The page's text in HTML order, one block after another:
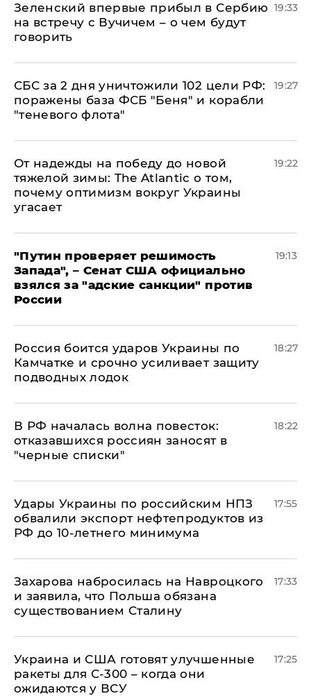
Зеленский впервые прибыл в Сербию
на встречу с Вучичем – о чем будут
говорить
19:33
СБС за 2 дня уничтожили 102 цели РФ:
поражены база ФСБ "Беня" и корабли
"теневого флота"
19:27
От надежды на победу до новой
тяжелой зимы: The Atlantic о том,
почему оптимизм вокруг Украины
угасает
19:22
"Путин проверяет решимость
Запада", – Сенат США официально
взялся за "адские санкции" против
России
19:13
Россия боится ударов Украины по
Камчатке и срочно усиливает защиту
подводных лодок
18:27
​В РФ началась волна повесток:
отказавшихся россиян заносят в
"черные списки"
18:22
Удары Украины по российским НПЗ
обвалили экспорт нефтепродуктов из
РФ до 10-летнего минимума
17:55
​Захарова набросилась на Навроцкого
и заявила, что Польша обязана
существованием Сталину
17:33
Украина и США готовят улучшенные
ракеты для С-300 – когда они
ожидаются у ВСУ
17:25